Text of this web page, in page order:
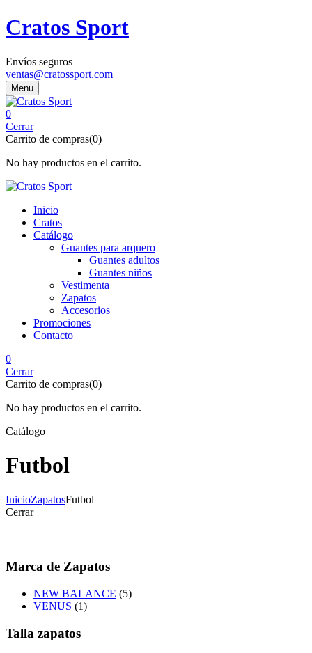
Cratos Sport
Envíos seguros
ventas@cratossport.com
Menu
0
Cerrar
Carrito de compras(0)
No hay productos en el carrito.
Inicio
Cratos
Catálogo
Guantes para arquero
Guantes adultos
Guantes niños
Vestimenta
Zapatos
Accesorios
Promociones
Contacto
0
Cerrar
Carrito de compras(0)
No hay productos en el carrito.
Catálogo
Futbol
InicioZapatosFutbol
Cerrar
Marca de Zapatos
NEW BALANCE (5)
VENUS (1)
Talla zapatos